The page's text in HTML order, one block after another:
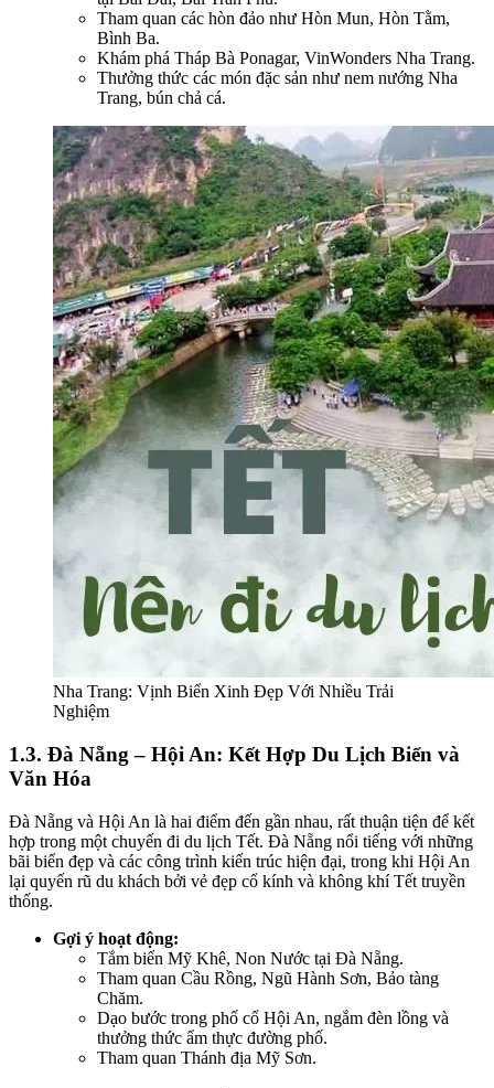
Tham quan các hòn đảo như Hòn Mun, Hòn Tằm,
Bình Ba.
Khám phá Tháp Bà Ponagar, VinWonders Nha Trang.
Thưởng thức các món đặc sản như nem nướng Nha
Trang, bún chả cá.
Nha Trang: Vịnh Biển Xinh Đẹp Với Nhiều Trải
Nghiệm
1.3. Đà Nẵng – Hội An: Kết Hợp Du Lịch Biển và
Văn Hóa
Đà Nẵng và Hội An là hai điểm đến gần nhau, rất thuận tiện để kết
hợp trong một chuyến đi du lịch Tết. Đà Nẵng nổi tiếng với những
bãi biển đẹp và các công trình kiến trúc hiện đại, trong khi Hội An
lại quyến rũ du khách bởi vẻ đẹp cổ kính và không khí Tết truyền
thống.
Gợi ý hoạt động:
Tắm biển Mỹ Khê, Non Nước tại Đà Nẵng.
Tham quan Cầu Rồng, Ngũ Hành Sơn, Bảo tàng
Chăm.
Dạo bước trong phố cổ Hội An, ngắm đèn lồng và
thưởng thức ẩm thực đường phố.
Tham quan Thánh địa Mỹ Sơn.